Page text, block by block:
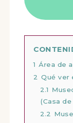
1 Área de
2 Qué ver
2.1
(Casa
2.2